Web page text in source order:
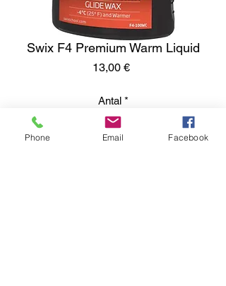
Swix F4 Premium Warm Liquid
13,00 €Pris
Antal *
Phone Email Facebook